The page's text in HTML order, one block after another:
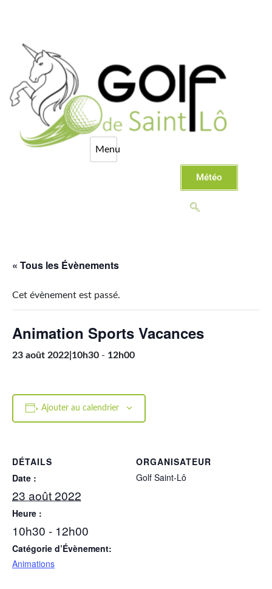
Météo
« Tous les Évènements
Cet évènement est passé.
Animation Sports Vacances
23 août 2022|10h30 - 12h00
Ajouter au calendrier
DÉTAILS
Date :
23 août 2022
Heure :
10h30 - 12h00
Catégorie d’Évènement:
Animations
ORGANISATEUR
Golf Saint-Lô